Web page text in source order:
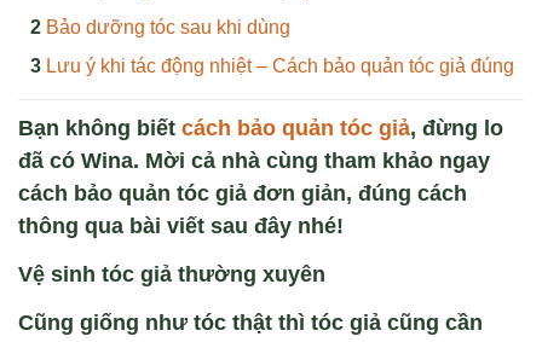
Bảo dưỡng tóc sau khi dùng
Lưu ý khi tác động nhiệt – Cách bảo quản tóc giả đúng
Bạn không biết cách bảo quản tóc giả, đừng lo
đã có Wina. Mời cả nhà cùng tham khảo ngay
cách bảo quản tóc giả đơn giản, đúng cách
thông qua bài viết sau đây nhé!
Vệ sinh tóc giả thường xuyên
Cũng giống như tóc thật thì tóc giả cũng cần